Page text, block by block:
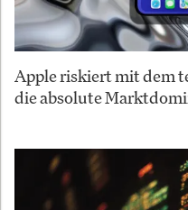
Apple riskiert mit dem
die absolute